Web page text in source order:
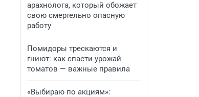
арахнолога, который обожает
свою смертельно опасную
работу
Помидоры трескаются и
гниют: как спасти урожай
томатов — важные правила
«Выбираю по акциям»: